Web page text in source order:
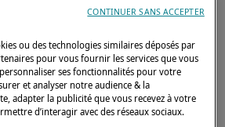
ou des technologies similaires déposés par
pour vous fournir les services que vous
ses fonctionnalités pour votre
et analyser notre audience & la
adapter la publicité que vous recevez à votre
d’interagir avec des réseaux sociaux.
CONTINUER SANS ACCEPTER